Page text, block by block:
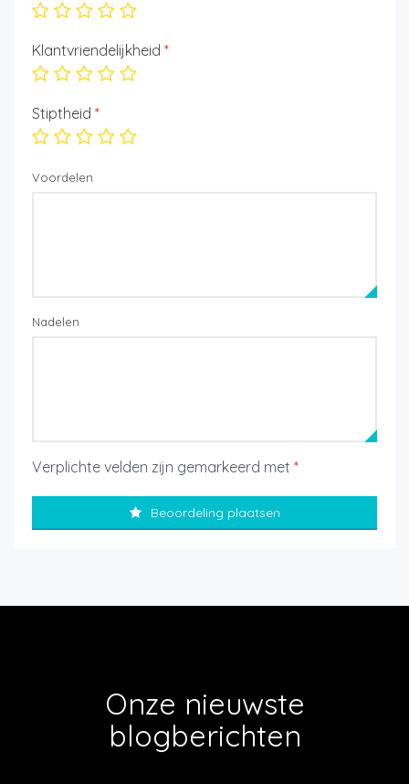
Klantvriendelijkheid *
Stiptheid *
Voordelen
Nadelen
Verplichte velden zijn gemarkeerd met *
Beoordeling plaatsen
Onze nieuwste
blogberichten